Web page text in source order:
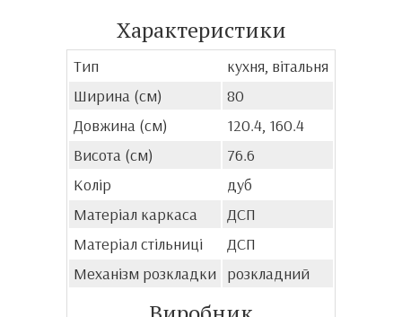
Характеристики
Тип
кухня, вітальня
Ширина (см)
80
Довжина (см)
120.4, 160.4
Висота (см)
76.6
Колір
дуб
Матеріал каркаса
ДСП
Матеріал стільниці
ДСП
Механізм розкладки
розкладний